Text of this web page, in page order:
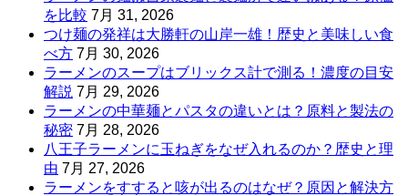
を比較 7月 31, 2026
つけ麺の発祥は大勝軒の山岸一雄！歴史と美味しい食
べ方 7月 30, 2026
ラーメンのスープはブリックス計で測る！濃度の目安
解説 7月 29, 2026
ラーメンの中華麺とパスタの違いとは？原料と製法の
秘密 7月 28, 2026
八王子ラーメンに玉ねぎをなぜ入れるのか？歴史と理
由 7月 27, 2026
ラーメンをすすると咳が出るのはなぜ？原因と解決方